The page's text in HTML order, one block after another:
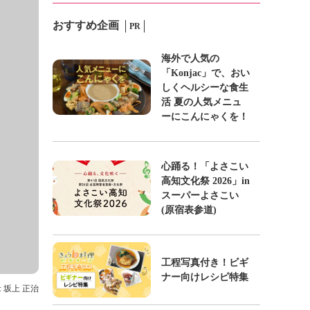
坂上 正治
おすすめ企画 PR
海外で人気の
「Konjac」で、おい
しくヘルシーな食生
活 夏の人気メニュ
ーにこんにゃくを！
心踊る！「よさこい
高知文化祭 2026」in
スーパーよさこい
(原宿表参道)
工程写真付き！ビギ
ナー向けレシピ特集